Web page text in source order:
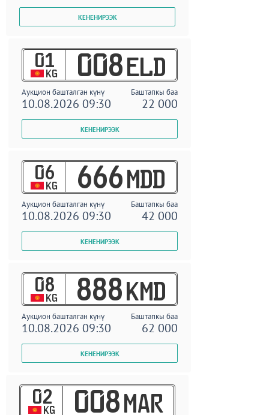
01
KG 008 ELD
Аукцион башталган күнү Баштапкы баа
10.08.2026 09:30 22 000
06
KG 666 MDD
Аукцион башталган күнү Баштапкы баа
10.08.2026 09:30 42 000
08
KG 888 KMD
Аукцион башталган күнү Баштапкы баа
10.08.2026 09:30 62 000
02
KG 008 MAR